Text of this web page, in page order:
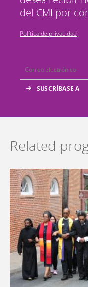
del CMI por
Política de privacidad
Related